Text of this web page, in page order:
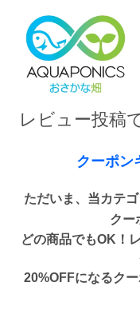
レビュー投稿
クーポン
ただいま、当カテ
クー
どの商品でもOK！
20%OFFになるク